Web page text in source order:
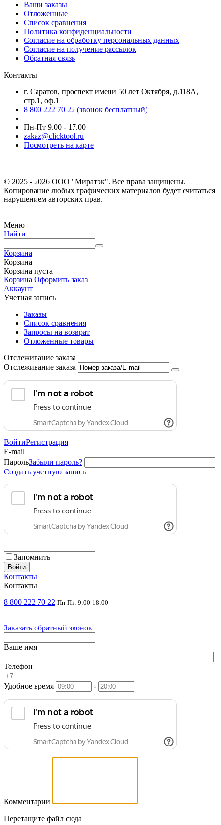
Ваши заказы
Отложенные
Список сравнения
Политика конфиденциальности
Согласие на обработку персональных данных
Согласие на получение рассылок
Обратная связь
Контакты
г. Саратов, проспект имени 50 лет Октября, д.118А,
стр.1, оф.1
8 800 222 70 22 (звонок бесплатный)
Пн-Пт 9.00 - 17.00
zakaz@clicktool.ru
Посмотреть на карте
© 2025 - 2026 ООО "Миратэк". Все права защищены.
Копирование любых графических материалов будет считаться
нарушением авторских прав.
Меню
Найти
Корзина
Корзина
Корзина пуста
Корзина Оформить заказ
Аккаунт
Учетная запись
Заказы
Список сравнения
Запросы на возврат
Отложенные товары
Отслеживание заказа
Отслеживание заказа
ВойтиРегистрация
E-mail
ПарольЗабыли пароль?
Создать учетную запись
Запомнить
Войти
Контакты
Контакты
8 800 222 70 22 Пн-Пт: 9:00-18:00
Заказать обратный звонок
Ваше имя
Телефон
Удобное время -
Комментарии
Перетащите файл сюда